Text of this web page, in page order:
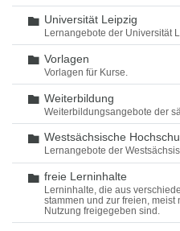
Ordner
Universität Leipzig
Lernangebote der Universität
Ordner
Vorlagen
Vorlagen für Kurse.
Ordner
Weiterbildung
Weiterbildungsangebote der
Ordner
Westsächsische
Lernangebote der
Ordner
freie Lerninhalte
Lerninhalte, die aus
stammen und zur freien, meist
Nutzung freigegeben sind.